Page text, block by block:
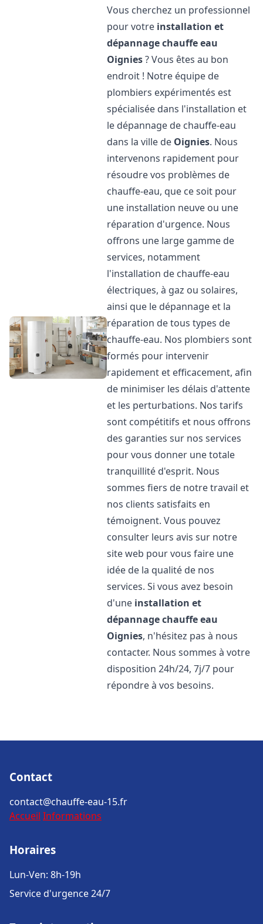
Vous cherchez un professionnel
pour votre installation et
dépannage chauffe eau
Oignies? Vous êtes au bon
endroit ! Notre équipe de
plombiers expérimentés est
spécialisée dans l'installation et
le dépannage de chauffe-eau
dans la ville de Oignies. Nous
intervenons rapidement pour
résoudre vos problèmes de
chauffe-eau, que ce soit pour
une installation neuve ou une
réparation d'urgence. Nous
offrons une large gamme de
services, notamment
l'installation de chauffe-eau
électriques, à gaz ou solaires,
ainsi que le dépannage et la
réparation de tous types de
chauffe-eau. Nos plombiers sont
formés pour intervenir
rapidement et efficacement, afin
de minimiser les délais d'attente
et les perturbations. Nos tarifs
sont compétitifs et nous offrons
des garanties sur nos services
pour vous donner une totale
tranquillité d'esprit. Nous
sommes fiers de notre travail et
nos clients satisfaits en
témoignent. Vous pouvez
consulter leurs avis sur notre
site web pour vous faire une
idée de la qualité de nos
services. Si vous avez besoin
d'une installation et
dépannage chauffe eau
Oignies, n'hésitez pas à nous
contacter. Nous sommes à votre
disposition 24h/24, 7j/7 pour
répondre à vos besoins.
Contact
contact@chauffe-eau-15.fr
Accueil Informations
Horaires
Lun-Ven: 8h-19h
Service d'urgence 24/7